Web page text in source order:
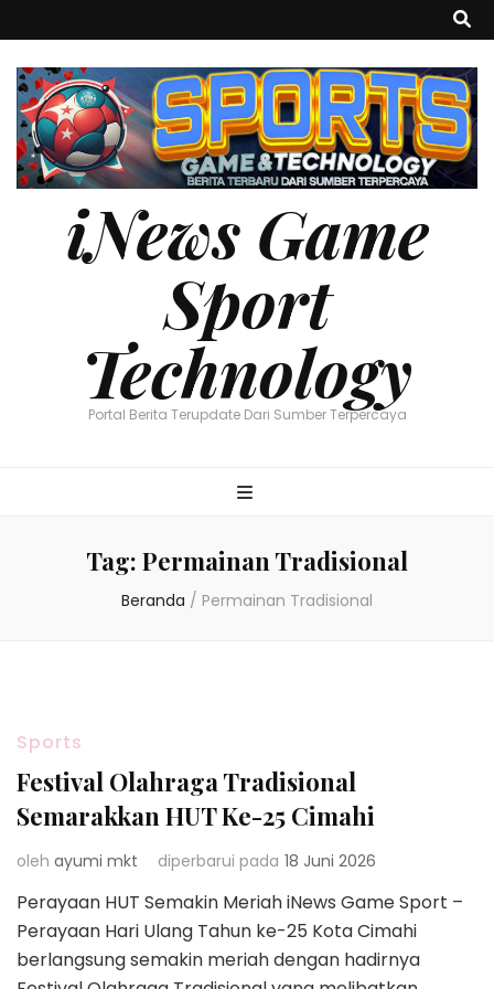
iNews Game
Sport
Technology
Portal Berita Terupdate Dari Sumber Terpercaya
Tag: Permainan Tradisional
Beranda / Permainan Tradisional
Sports
Festival Olahraga Tradisional
Semarakkan HUT Ke-25 Cimahi
oleh ayumi mkt diperbarui pada 18 Juni 2026
Perayaan HUT Semakin Meriah iNews Game Sport –
Perayaan Hari Ulang Tahun ke-25 Kota Cimahi
berlangsung semakin meriah dengan hadirnya